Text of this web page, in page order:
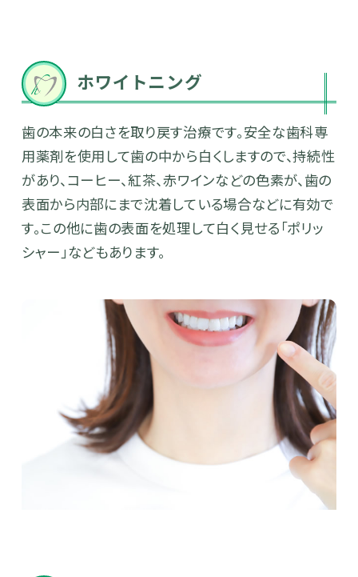
ホワイトニング
歯の本来の白さを取り戻す治療です。安全な歯科専
用薬剤を使用して歯の中から白くしますので、持続性
があり、コーヒー、紅茶、赤ワインなどの色素が、歯の
表面から内部にまで沈着している場合などに有効で
す。この他に歯の表面を処理して白く見せる「ポリッ
シャー」などもあります。